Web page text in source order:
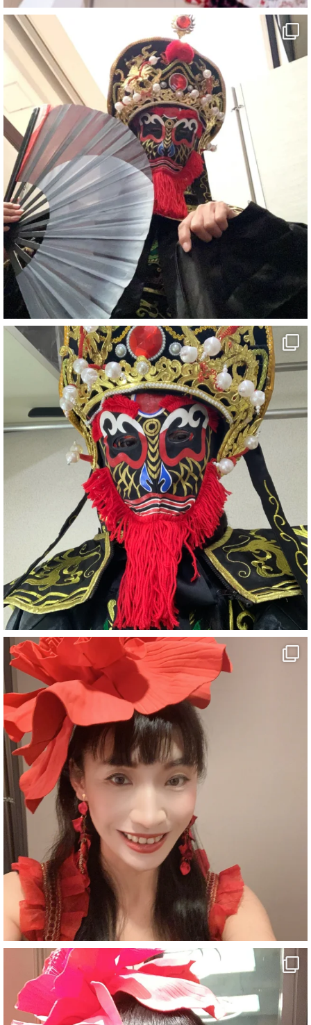
#四国
#愛媛観光
#旅行
#旅行動画
#一人旅
#観光スポット
#Travel
#ehime
#旅行好きと繋がりたい
7 X
さらに読み込む